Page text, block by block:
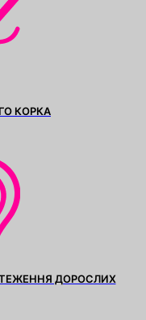
КОРКА
ДОРОСЛИХ